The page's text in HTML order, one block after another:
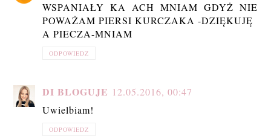
WSPANIAŁY KA ACH MNIAM GDYŻ NIE
POWAŻAM PIERSI KURCZAKA -DZIĘKUJĘ
A PIECZA-MNIAM
ODPOWIEDZ
DI BLOGUJE 12.05.2016, 00:47
Uwielbiam!
ODPOWIEDZ